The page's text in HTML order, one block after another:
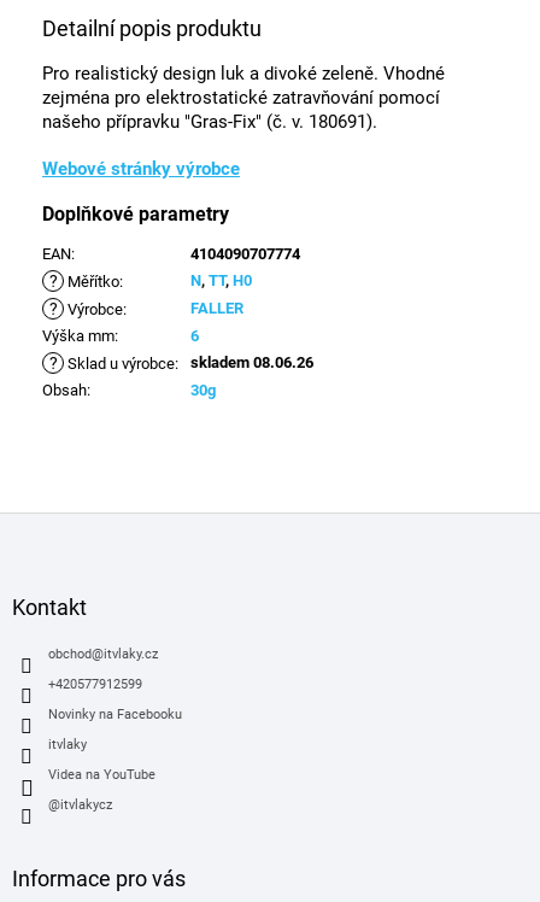
Detailní popis produktu
Pro realistický design luk a divoké zeleně. Vhodné
zejména pro elektrostatické zatravňování pomocí
našeho přípravku "Gras-Fix" (č. v. 180691).
Webové stránky výrobce
Doplňkové parametry
EAN: 4104090707774
? Měřítko: N, TT, H0
? Výrobce:
FALLER
Výška mm: 6
? Sklad u výrobce:
skladem 08.06.26
Obsah: 30g
Kontakt
obchod@itvlaky.cz
+420577912599
Novinky na Facebooku
itvlaky
Videa na YouTube
@itvlakycz
Informace pro vás